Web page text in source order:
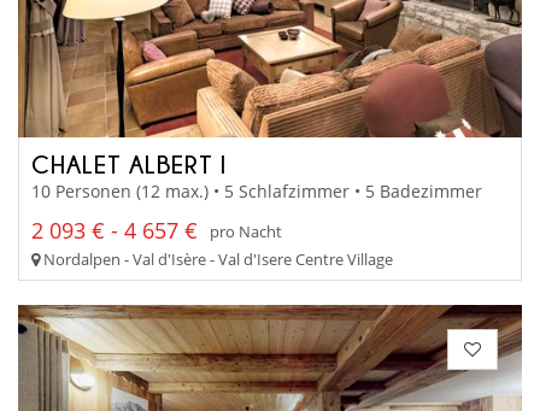
CHALET ALBERT I
10 Personen (12 max.) • 5 Schlafzimmer • 5 Badezimmer
2 093 € - 4 657 €
pro Nacht
Nordalpen - Val d'Isère - Val d'Isere Centre Village